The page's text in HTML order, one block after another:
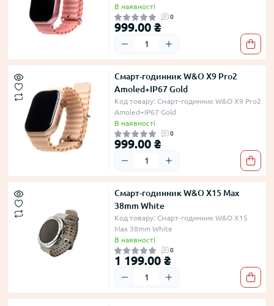
В наявності
0
999.00 ₴
Смарт-годинник W&O X9 Pro2
Amoled+IP67 Gold
Код товару: Смарт-годинник W&O X9 Pro2
Amoled+IP67 Gold
В наявності
0
999.00 ₴
Смарт-годинник W&O X15 Max
38mm White
Код товару: Смарт-годинник W&O X15
Max 38mm White
В наявності
0
1 199.00 ₴